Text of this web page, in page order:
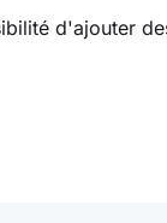
d'ajouter